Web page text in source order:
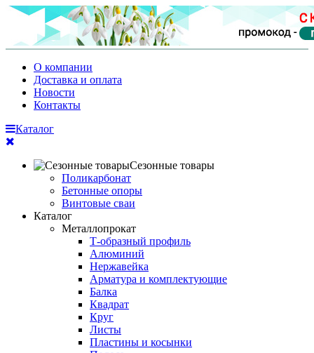
О компании
Доставка и оплата
Новости
Контакты
Каталог
Сезонные товары
Поликарбонат
Бетонные опоры
Винтовые сваи
Каталог
Металлопрокат
Т-образный профиль
Алюминий
Нержавейка
Арматура и комплектующие
Балка
Квадрат
Круг
Листы
Пластины и косынки